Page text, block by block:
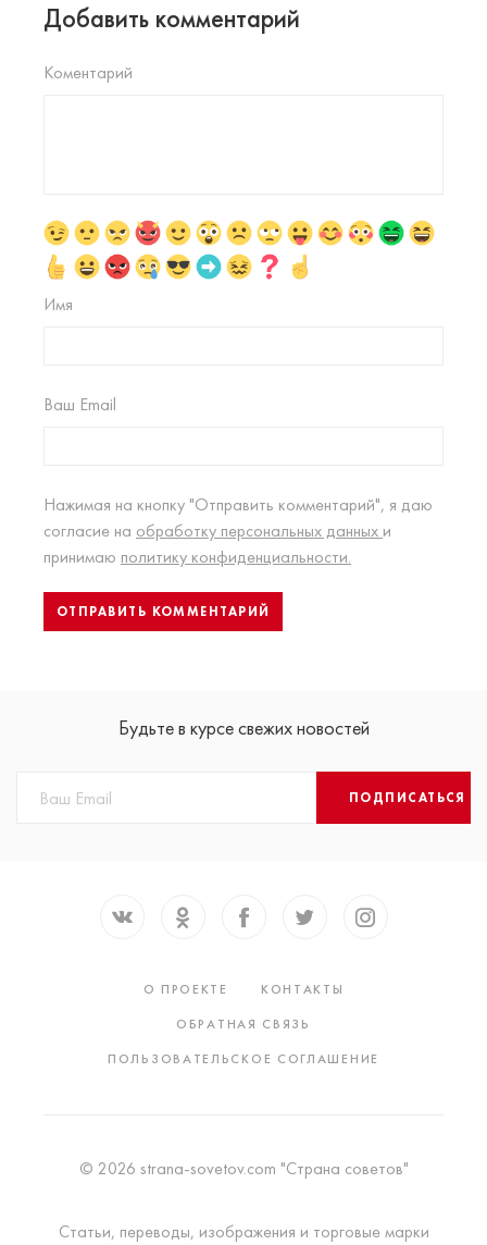
Добавить комментарий
Коментарий
Имя
Ваш Email
Нажимая на кнопку "Отправить комментарий", я даю
согласие на обработку персональных данных и
принимаю политику конфиденциальности.
Будьте в курсе свежих новостей
ПОДПИСАТЬСЯ
О ПРОЕКТЕ
КОНТАКТЫ
ОБРАТНАЯ СВЯЗЬ
ПОЛЬЗОВАТЕЛЬСКОЕ СОГЛАШЕНИЕ
© 2026 strana-sovetov.com "Страна советов"
Статьи, переводы, изображения и торговые марки